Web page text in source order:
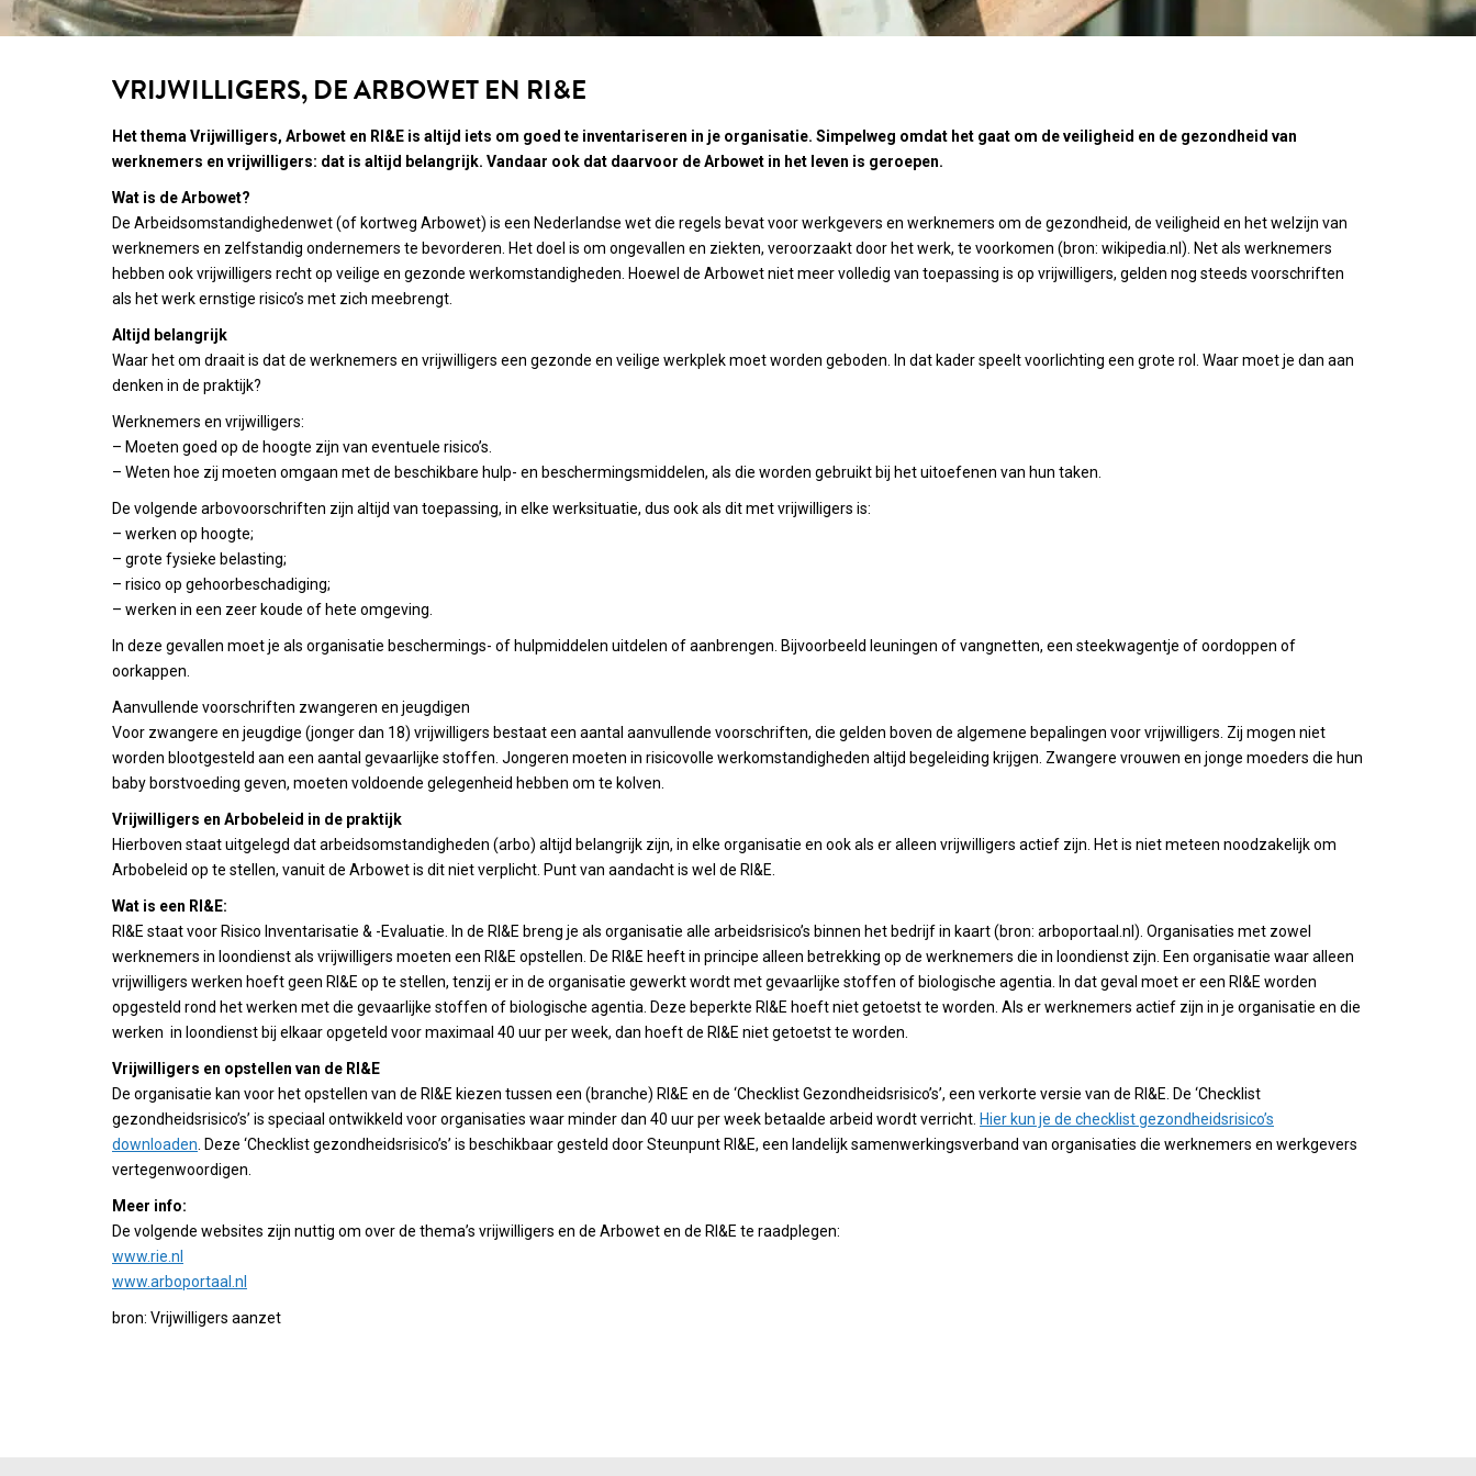
VRIJWILLIGERS, DE ARBOWET EN RI&E
Het thema Vrijwilligers, Arbowet en RI&E is altijd iets om goed te inventariseren in je organisatie. Simpelweg omdat het gaat om de veiligheid en de gezondheid van
werknemers en vrijwilligers: dat is altijd belangrijk. Vandaar ook dat daarvoor de Arbowet in het leven is geroepen.
Wat is de Arbowet?
De Arbeidsomstandighedenwet (of kortweg Arbowet) is een Nederlandse wet die regels bevat voor werkgevers en werknemers om de gezondheid, de veiligheid en het welzijn van
werknemers en zelfstandig ondernemers te bevorderen. Het doel is om ongevallen en ziekten, veroorzaakt door het werk, te voorkomen (bron: wikipedia.nl). Net als werknemers
hebben ook vrijwilligers recht op veilige en gezonde werkomstandigheden. Hoewel de Arbowet niet meer volledig van toepassing is op vrijwilligers, gelden nog steeds voorschriften
als het werk ernstige risico’s met zich meebrengt.
Altijd belangrijk
Waar het om draait is dat de werknemers en vrijwilligers een gezonde en veilige werkplek moet worden geboden. In dat kader speelt voorlichting een grote rol. Waar moet je dan aan
denken in de praktijk?
Werknemers en vrijwilligers:
– Moeten goed op de hoogte zijn van eventuele risico’s.
– Weten hoe zij moeten omgaan met de beschikbare hulp- en beschermingsmiddelen, als die worden gebruikt bij het uitoefenen van hun taken.
De volgende arbovoorschriften zijn altijd van toepassing, in elke werksituatie, dus ook als dit met vrijwilligers is:
– werken op hoogte;
– grote fysieke belasting;
– risico op gehoorbeschadiging;
– werken in een zeer koude of hete omgeving.
In deze gevallen moet je als organisatie beschermings- of hulpmiddelen uitdelen of aanbrengen. Bijvoorbeeld leuningen of vangnetten, een steekwagentje of oordoppen of
oorkappen.
Aanvullende voorschriften zwangeren en jeugdigen
Voor zwangere en jeugdige (jonger dan 18) vrijwilligers bestaat een aantal aanvullende voorschriften, die gelden boven de algemene bepalingen voor vrijwilligers. Zij mogen niet
worden blootgesteld aan een aantal gevaarlijke stoffen. Jongeren moeten in risicovolle werkomstandigheden altijd begeleiding krijgen. Zwangere vrouwen en jonge moeders die hun
baby borstvoeding geven, moeten voldoende gelegenheid hebben om te kolven.
Vrijwilligers en Arbobeleid in de praktijk
Hierboven staat uitgelegd dat arbeidsomstandigheden (arbo) altijd belangrijk zijn, in elke organisatie en ook als er alleen vrijwilligers actief zijn. Het is niet meteen noodzakelijk om
Arbobeleid op te stellen, vanuit de Arbowet is dit niet verplicht. Punt van aandacht is wel de RI&E.
Wat is een RI&E:
RI&E staat voor Risico Inventarisatie & -Evaluatie. In de RI&E breng je als organisatie alle arbeidsrisico’s binnen het bedrijf in kaart (bron: arboportaal.nl). Organisaties met zowel
werknemers in loondienst als vrijwilligers moeten een RI&E opstellen. De RI&E heeft in principe alleen betrekking op de werknemers die in loondienst zijn. Een organisatie waar alleen
vrijwilligers werken hoeft geen RI&E op te stellen, tenzij er in de organisatie gewerkt wordt met gevaarlijke stoffen of biologische agentia. In dat geval moet er een RI&E worden
opgesteld rond het werken met die gevaarlijke stoffen of biologische agentia. Deze beperkte RI&E hoeft niet getoetst te worden. Als er werknemers actief zijn in je organisatie en die
werken in loondienst bij elkaar opgeteld voor maximaal 40 uur per week, dan hoeft de RI&E niet getoetst te worden.
Vrijwilligers en opstellen van de RI&E
De organisatie kan voor het opstellen van de RI&E kiezen tussen een (branche) RI&E en de ‘Checklist Gezondheidsrisico’s’, een verkorte versie van de RI&E. De ‘Checklist
gezondheidsrisico’s’ is speciaal ontwikkeld voor organisaties waar minder dan 40 uur per week betaalde arbeid wordt verricht. Hier kun je de checklist gezondheidsrisico’s
downloaden . Deze ‘Checklist gezondheidsrisico’s’ is beschikbaar gesteld door Steunpunt RI&E, een landelijk samenwerkingsverband van organisaties die werknemers en werkgevers
vertegenwoordigen.
Meer info:
De volgende websites zijn nuttig om over de thema’s vrijwilligers en de Arbowet en de RI&E te raadplegen:
www.rie.nl
www.arboportaal.nl
bron: Vrijwilligers aanzet